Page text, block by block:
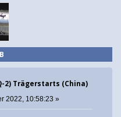
2) Trägerstarts (China)
2022, 10:58:23 »